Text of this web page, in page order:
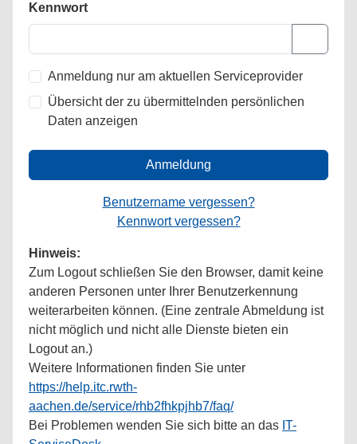
Kennwort
Anmeldung nur am aktuellen Serviceprovider
Übersicht der zu übermittelnden persönlichen
Daten anzeigen
Anmeldung
Benutzername vergessen?
Kennwort vergessen?
Hinweis:
Zum Logout schließen Sie den Browser, damit keine
anderen Personen unter Ihrer Benutzerkennung
weiterarbeiten können. (Eine zentrale Abmeldung ist
nicht möglich und nicht alle Dienste bieten ein
Logout an.)
Weitere Informationen finden Sie unter
https://help.itc.rwth-
aachen.de/service/rhb2fhkpjhb7/faq/
Bei Problemen wenden Sie sich bitte an das IT-